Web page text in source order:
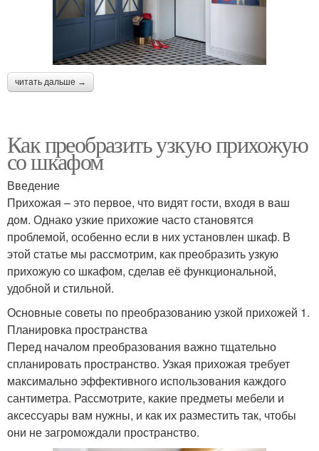
читать дальше →
Как преобразить узкую прихожую
со шкафом
Введение
Прихожая – это первое, что видят гости, входя в ваш
дом. Однако узкие прихожие часто становятся
проблемой, особенно если в них установлен шкаф. В
этой статье мы рассмотрим, как преобразить узкую
прихожую со шкафом, сделав её функциональной,
удобной и стильной.
Основные советы по преобразованию узкой прихожей 1.
Планировка пространства
Перед началом преобразования важно тщательно
спланировать пространство. Узкая прихожая требует
максимально эффективного использования каждого
сантиметра. Рассмотрите, какие предметы мебели и
аксессуары вам нужны, и как их разместить так, чтобы
они не загромождали пространство.